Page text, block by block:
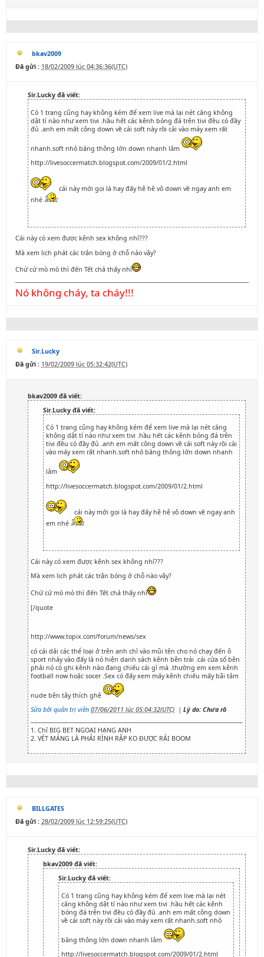
bkav2009
Đã gửi : 18/02/2009 lúc 04:36:36(UTC)
Sir.Lucky đã viết:
Có 1 trang cũng hay không kém để xem live mà lại nét căng không
dật tí nào như xem tivi .hầu hết các kênh bóng đá trên tivi đều có đầy
đủ .anh em mất công down về cái soft này rồi cài vào máy xem rất
nhanh.soft nhỏ băng thông lớn down nhanh lắm
http://livesoccermatch.blogspot.com/2009/01/2.html
cái này mới gọi là hay đấy hê hê vô down về ngay anh em
nhé
Cái này có xem được kênh sex không nhỉ???
Mà xem lịch phát các trận bóng ở chỗ nào vậy?
Chứ cứ mò mò thì đến Tết chả thấy nhỉ
Nó không cháy, ta cháy!!!
Sir.Lucky
Đã gửi : 19/02/2009 lúc 05:32:42(UTC)
bkav2009 đã viết:
Sir.Lucky đã viết:
Có 1 trang cũng hay không kém để xem live mà lại nét căng
không dật tí nào như xem tivi .hầu hết các kênh bóng đá trên
tivi đều có đầy đủ .anh em mất công down về cái soft này rồi cài
vào máy xem rất nhanh.soft nhỏ băng thông lớn down nhanh
lắm
http://livesoccermatch.blogspot.com/2009/01/2.html
cái này mới gọi là hay đấy hê hê vô down về ngay anh
em nhé
Cái này có xem được kênh sex không nhỉ???
Mà xem lịch phát các trận bóng ở chỗ nào vậy?
Chứ cứ mò mò thì đến Tết chả thấy nhỉ
[/quote
http://www.topix.com/forum/news/sex
có cái dải các thể loại ở trên anh chỉ vào mũi tên cho nó chạy đến ô
sport nháy vào đấy là nó hiện danh sách kênh bên trái .cái cửa sổ bên
phải nó có ghi kênh nào đang chiếu cái gì mà .thường em xem kênh
football now hoặc socer .Sex có đấy xem mấy kênh chiếu mấy bãi tắm
nude bên tây thích ghê
Sửa bởi quản trị viên 07/06/2011 lúc 05:04:32(UTC) | Lý do: Chưa rõ
1. Chỉ BIG BET NGOẠI HẠNG ANH
2. VÉT MÁNG LÀ PHẢI RÌNH RẬP KO ĐƯỢC RẢI BOOM
BILLGATES
Đã gửi : 28/02/2009 lúc 12:59:25(UTC)
Sir.Lucky đã viết:
bkav2009 đã viết:
Sir.Lucky đã viết:
Có 1 trang cũng hay không kém để xem live mà lại nét
căng không dật tí nào như xem tivi .hầu hết các kênh
bóng đá trên tivi đều có đầy đủ .anh em mất công down
về cái soft này rồi cài vào máy xem rất nhanh.soft nhỏ
băng thông lớn down nhanh lắm
http://livesoccermatch.blogspot.com/2009/01/2.html